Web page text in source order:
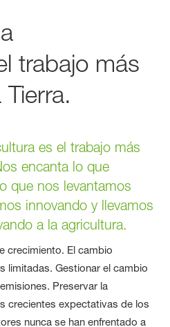
trabajo más
es el trabajo más
encanta lo que
que nos levantamos
innovando y llevamos
a la agricultura.
crecimiento. El cambio
limitadas. Gestionar el cambio
Preservar la
crecientes expectativas de los
nunca se han enfrentado a